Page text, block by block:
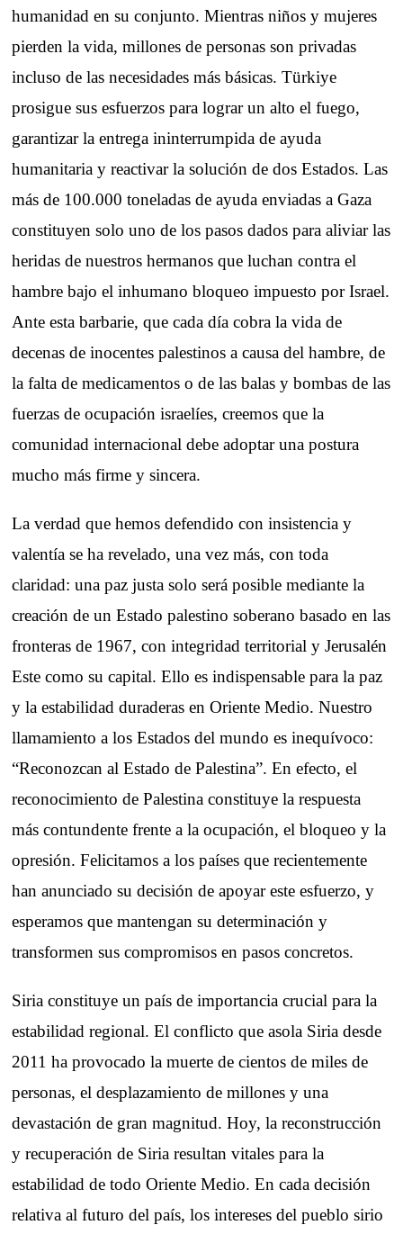
humanidad en su conjunto. Mientras niños y mujeres
pierden la vida, millones de personas son privadas
incluso de las necesidades más básicas. Türkiye
prosigue sus esfuerzos para lograr un alto el fuego,
garantizar la entrega ininterrumpida de ayuda
humanitaria y reactivar la solución de dos Estados. Las
más de 100.000 toneladas de ayuda enviadas a Gaza
constituyen solo uno de los pasos dados para aliviar las
heridas de nuestros hermanos que luchan contra el
hambre bajo el inhumano bloqueo impuesto por Israel.
Ante esta barbarie, que cada día cobra la vida de
decenas de inocentes palestinos a causa del hambre, de
la falta de medicamentos o de las balas y bombas de las
fuerzas de ocupación israelíes, creemos que la
comunidad internacional debe adoptar una postura
mucho más firme y sincera.
La verdad que hemos defendido con insistencia y
valentía se ha revelado, una vez más, con toda
claridad: una paz justa solo será posible mediante la
creación de un Estado palestino soberano basado en las
fronteras de 1967, con integridad territorial y Jerusalén
Este como su capital. Ello es indispensable para la paz
y la estabilidad duraderas en Oriente Medio. Nuestro
llamamiento a los Estados del mundo es inequívoco:
“Reconozcan al Estado de Palestina”. En efecto, el
reconocimiento de Palestina constituye la respuesta
más contundente frente a la ocupación, el bloqueo y la
opresión. Felicitamos a los países que recientemente
han anunciado su decisión de apoyar este esfuerzo, y
esperamos que mantengan su determinación y
transformen sus compromisos en pasos concretos.
Siria constituye un país de importancia crucial para la
estabilidad regional. El conflicto que asola Siria desde
2011 ha provocado la muerte de cientos de miles de
personas, el desplazamiento de millones y una
devastación de gran magnitud. Hoy, la reconstrucción
y recuperación de Siria resultan vitales para la
estabilidad de todo Oriente Medio. En cada decisión
relativa al futuro del país, los intereses del pueblo sirio